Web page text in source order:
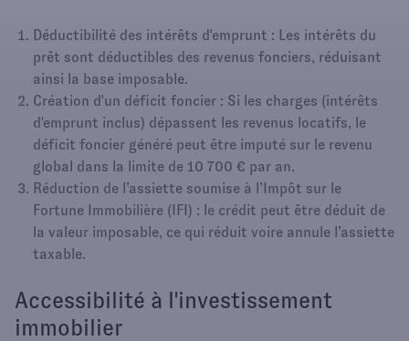
Déductibilité des intérêts d'emprunt : Les intérêts du
prêt sont déductibles des revenus fonciers, réduisant
ainsi la base imposable.
Création d'un déficit foncier : Si les charges (intérêts
d'emprunt inclus) dépassent les revenus locatifs, le
déficit foncier généré peut être imputé sur le revenu
global dans la limite de 10 700 € par an.
Réduction de l’assiette soumise à l’Impôt sur le
Fortune Immobilière (IFI) : le crédit peut être déduit de
la valeur imposable, ce qui réduit voire annule l’assiette
taxable.
Accessibilité à l'investissement
immobilier